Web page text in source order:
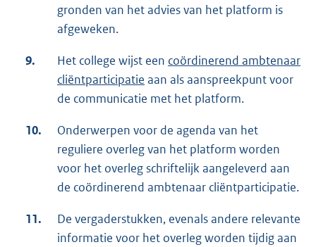
gronden van het advies van het platform is
afgeweken.
9. Het college wijst een coördinerend ambtenaar
cliëntparticipatie aan als aanspreekpunt voor
de communicatie met het platform.
10.
Onderwerpen voor de agenda van het
reguliere overleg van het platform worden
voor het overleg schriftelijk aangeleverd aan
de coördinerend ambtenaar cliëntparticipatie.
11.
De vergaderstukken, evenals andere relevante
informatie voor het overleg worden tijdig aan